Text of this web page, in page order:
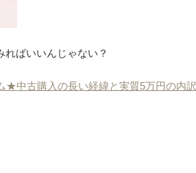
ればいいんじゃない？
★中古購入の長い経緯と実質5万円の内訳